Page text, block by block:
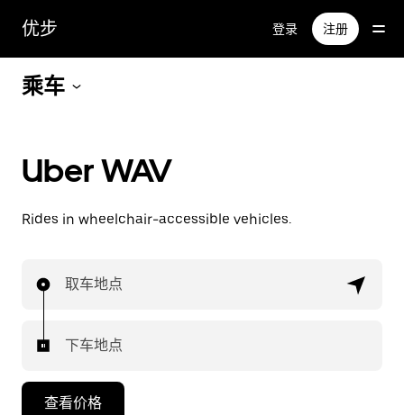
优步 登录 注册
乘车
Uber WAV
Rides in wheelchair-accessible vehicles.
取车地点
下车地点
查看价格